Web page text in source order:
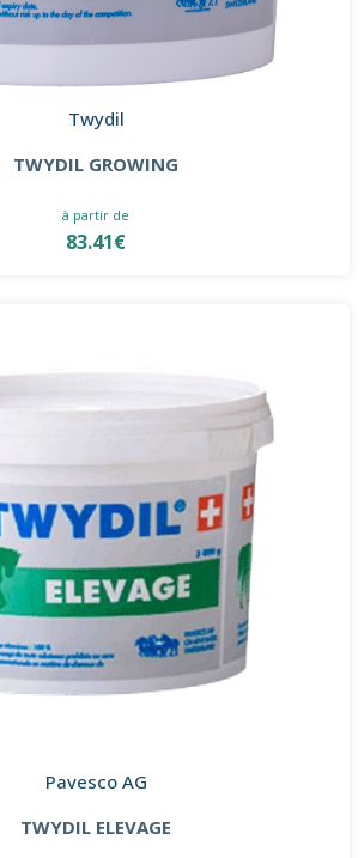
Twydil
TWYDIL GROWING
à partir de
83.41€
Pavesco AG
TWYDIL ELEVAGE